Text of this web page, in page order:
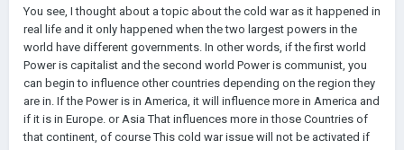
You see, I thought about a topic about the cold war as it happened in
real life and it only happened when the two largest powers in the
world have different governments. In other words, if the first world
Power is capitalist and the second world Power is communist, you
can begin to influence other countries depending on the region they
are in. If the Power is in America, it will influence more in America and
if it is in Europe. or Asia That influences more in those Countries of
that continent, of course This cold war issue will not be activated if